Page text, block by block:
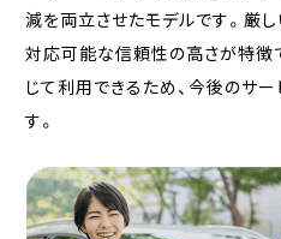
減を両立させたモデルです。厳
対応可能な信頼性の高さが特徴
じて利用できるため、今後のサ
す。